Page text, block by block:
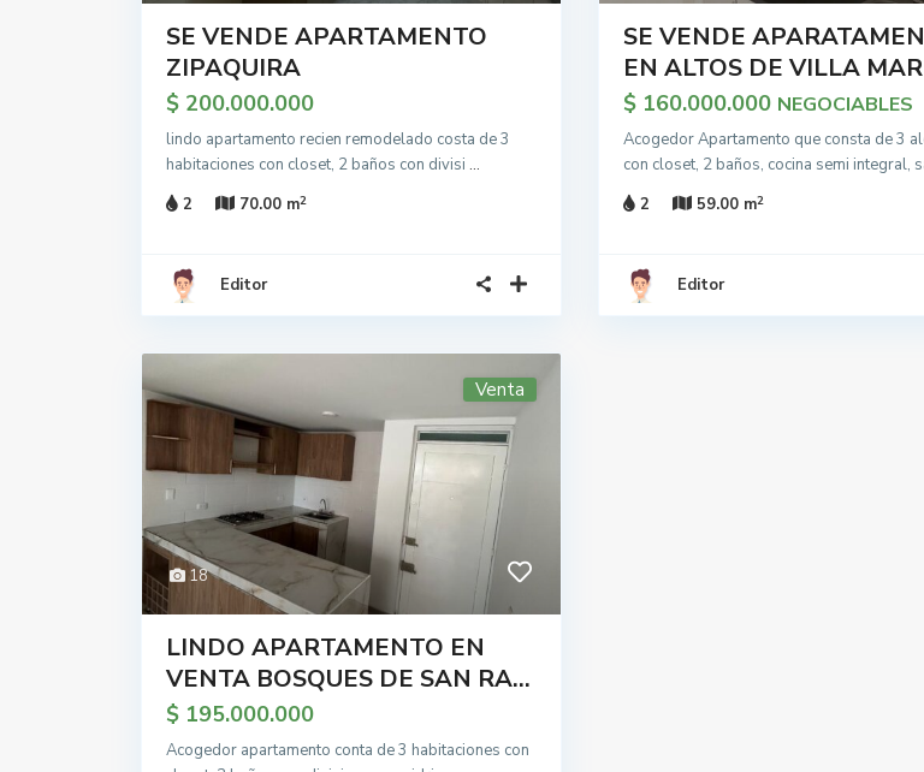
SE VENDE APARTAMENTO
ZIPAQUIRA
$ 200.000.000
lindo apartamento recien remodelado costa de 3
habitaciones con closet, 2 baños con divisi ...
2
70.00 m2
Editor
SE VENDE
EN ALTOS DE VILLA
$ 160.000.000 NEGOCIABLES
Acogedor Apartamento que consta de 3
con closet, 2 baños, cocina semi integral,
2
59.00 m2
Editor
18
Venta
LINDO APARTAMENTO EN
VENTA BOSQUES DE SAN RA...
$ 195.000.000
Acogedor apartamento conta de 3 habitaciones con